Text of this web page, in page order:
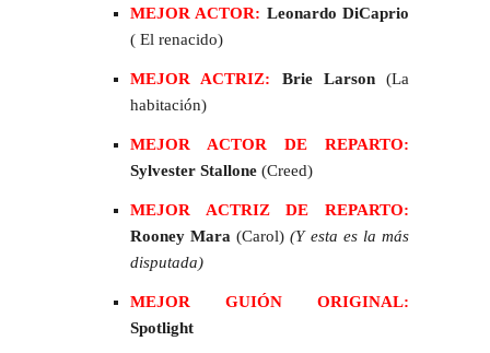
MEJOR ACTOR: Leonardo DiCaprio
( El renacido)
MEJOR ACTRIZ: Brie Larson (La
habitación)
MEJOR ACTOR DE REPARTO:
Sylvester Stallone (Creed)
MEJOR ACTRIZ DE REPARTO:
Rooney Mara(Carol)(Y esta es la más
disputada)
MEJOR GUIÓN ORIGINAL:
Spotlight